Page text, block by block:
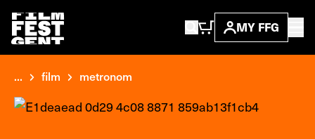
MY FFG
... film metronom